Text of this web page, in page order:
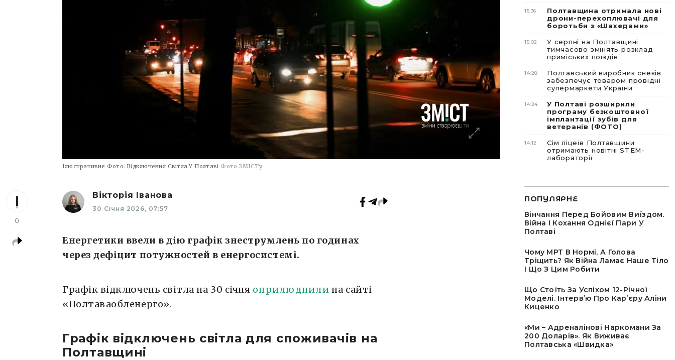
Ілюстративне Фото. Відключення Світла У Полтаві Фото ЗМІСТу
0
Вікторія Іванова
30 Січня 2026, 07:57
Енергетики ввели в дію графік знеструмлень по годинах
через дефіцит потужностей в енергосистемі.
Графік відключень світла на 30 січня оприлюднили на сайті
«Полтаваобленерго».
Графік відключень світла для споживачів на
Полтавщині
15:36
Полтавщина отримала нові
дрони-перехоплювачі для
боротьби з «Шахедами»
15:02
У серпні на Полтавщині
тимчасово змінять розклад
приміських поїздів
14:28
Полтавський виробник снеків
забезпечує товаром провідні
супермаркети України
14:24
У Полтаві розширили
програму безкоштовної
імплантації зубів для
ветеранів (ФОТО)
14:12
Сім ліцеїв Полтавщини
отримають новітні STEM-
лабораторії
ПОПУЛЯРНЕ
Вінчання Перед Бойовим Виїздом.
Війна І Кохання Однієї Пари У
Полтаві
Чому МРТ В Нормі, А Голова
Тріщить? Як Війна Ламає Наше Тіло
І Що З Цим Робити
Що Стоїть За Успіхом 12-Річної
Моделі. Інтервʼю Про Карʼєру Аліни
Киценко
«Ми – Адреналінові Наркомани За
200 Доларів». Як Виживає
Полтавська «швидка»